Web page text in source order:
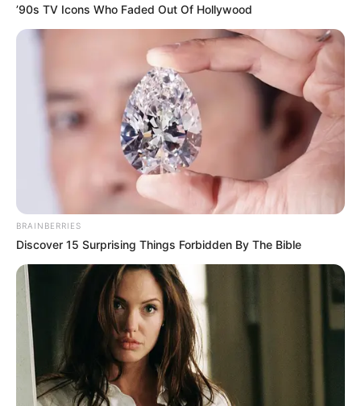
vezette kormány igazságügyi minisztere lehettem
és arra, hogy a Fidesz tagja vagyok. Minden
konfliktus és támadás ellenére hatalmas
megtiszteltetésnek érzem, hogy a hazámat
szolgálhattam sok-sok jó ügy érdekében.
’90s TV Icons Who Faded Out Of Hollywood
BRAINBERRIES
Discover 15 Surprising Things Forbidden By The Bible